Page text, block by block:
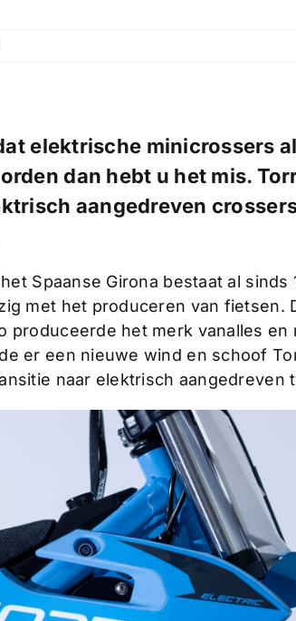
elektrische minicrossers
dan hebt u het mis.
aangedreven
Spaanse Girona bestaat al sinds
met het produceren van fietsen.
produceerde het merk vanalles en
er een nieuwe wind en schoof
naar elektrisch aangedreven